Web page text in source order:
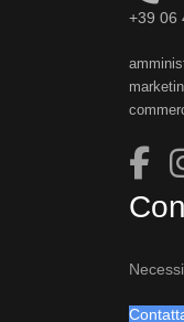
+39 06